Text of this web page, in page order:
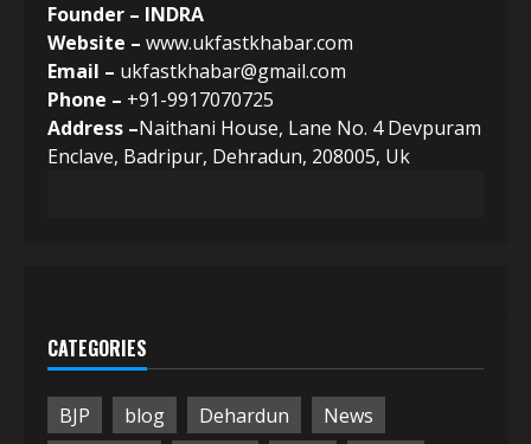
Founder – INDRA
Website – www.ukfastkhabar.com
Email – ukfastkhabar@gmail.com
Phone – +91-9917070725
Address –Naithani House, Lane No. 4 Devpuram
Enclave, Badripur, Dehradun, 208005, Uk
CATEGORIES
BJP blog Dehardun
News